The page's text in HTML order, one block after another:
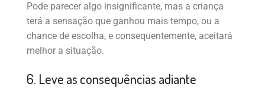
Pode parecer algo insignificante, mas a criança
terá a sensação que ganhou mais tempo, ou a
chance de escolha, e consequentemente, aceitará
melhor a situação.
6. Leve as consequências adiante